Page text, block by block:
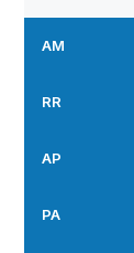
AM
RR
AP
PA